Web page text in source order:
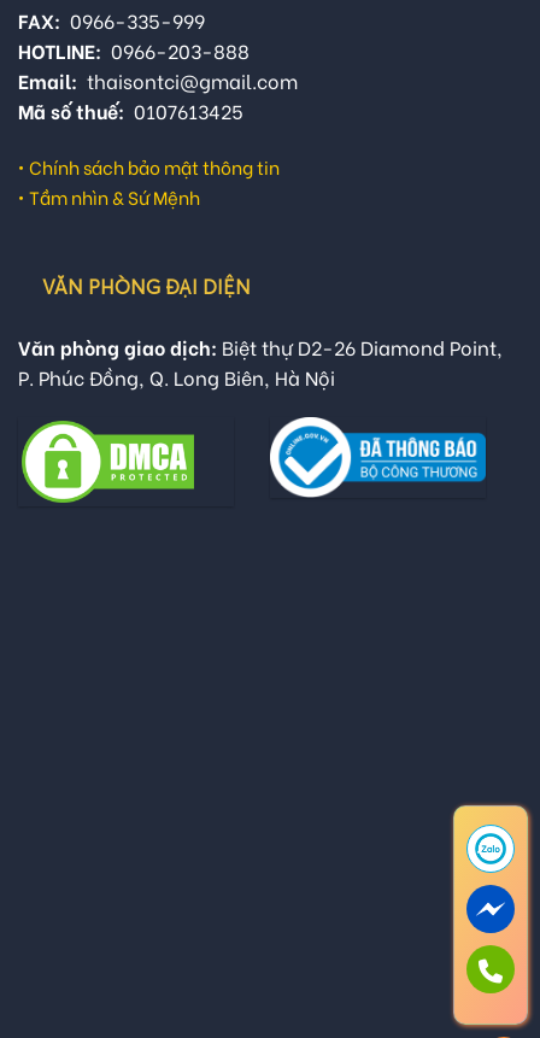
FAX: 0966-335-999
HOTLINE: 0966-203-888
Email: thaisontci@gmail.com
Mã số thuế: 0107613425
• Chính sách bảo mật thông tin
• Tầm nhìn & Sứ Mệnh
VĂN PHÒNG ĐẠI DIỆN
Văn phòng giao dịch: Biệt thự D2-26 Diamond Point,
P. Phúc Đồng, Q. Long Biên, Hà Nội